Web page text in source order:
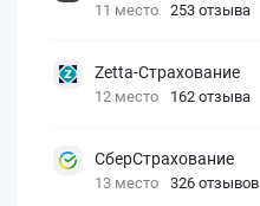
11 место 253 отзыва
Zetta-Страхование
12 место 162 отзыва
СберСтрахование
13 место 326 отзывов